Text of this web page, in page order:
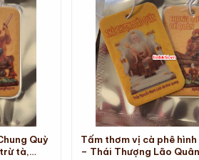
Quỳ
tà,
Tấm thơm vị cà phê hình
– Thái Thượng Lão